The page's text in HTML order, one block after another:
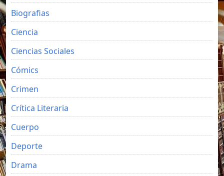
Biografias
Ciencia
Ciencias Sociales
Cómics
Crimen
Crítica Literaria
Cuerpo
Deporte
Drama